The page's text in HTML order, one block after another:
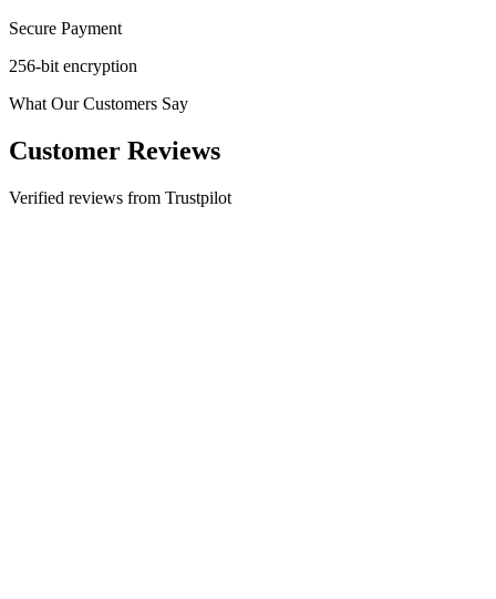
Secure Payment
256-bit encryption
What Our Customers Say
Customer Reviews
Verified reviews from Trustpilot